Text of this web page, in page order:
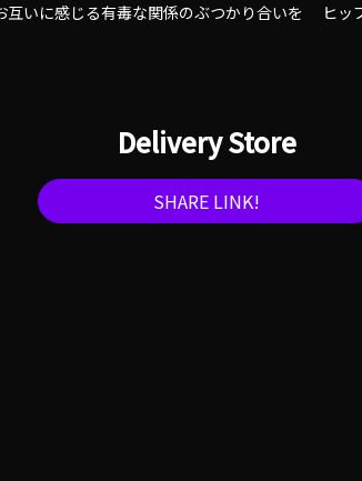
互いに感じる有毒な関係のぶつかり合いを ヒッ
Delivery Store
SHARE LINK!